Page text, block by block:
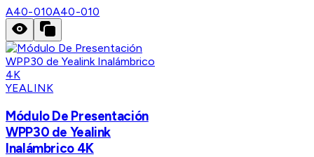
A40-010A40-010
YEALINK
Módulo De Presentación
WPP30 de Yealink
Inalámbrico 4K